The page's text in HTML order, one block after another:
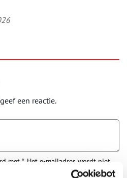
een reactie.
met *. Het e-mailadres wordt niet